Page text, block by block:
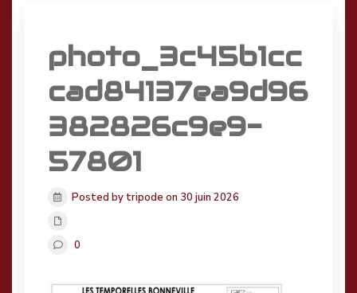
photo_3c45b1cc
cad84137ea9d96
382826c9e9-
57801
Posted by tripode on 30 juin 2026
0